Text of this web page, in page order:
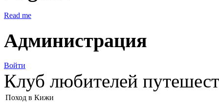
Read me
Администрация
Войти
Клуб любителей
Поход в Кижи